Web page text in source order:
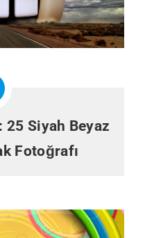
25 Siyah Beyaz
Fotoğrafı